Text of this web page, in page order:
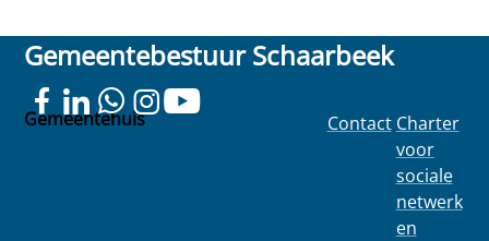
Gemeentebestuur Schaarbeek
Gemeentehuis
Contact Charter
voor
sociale
netwerk
en